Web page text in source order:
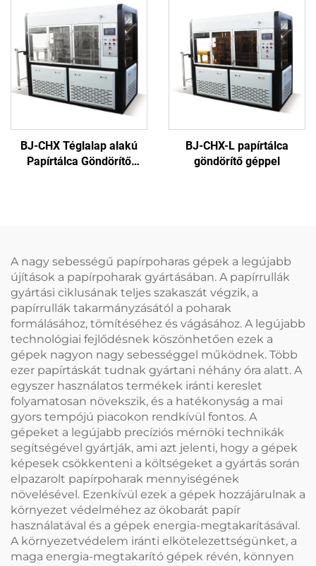
BJ-CHX Téglalap alakú
Papírtálca Göndörítő
BJ-CHX-L papírtálca
göndörítő géppel
A nagy sebességű papírpoharas gépek a legújabb
újítások a papírpoharak gyártásában. A papírrullák
gyártási ciklusának teljes szakaszát végzik, a
papírrullák takarmányzásától a poharak
formálásához, tömítéséhez és vágásához. A legújabb
technológiai fejlődésnek köszönhetően ezek a
gépek nagyon nagy sebességgel működnek. Több
ezer papírtáskát tudnak gyártani néhány óra alatt. A
egyszer használatos termékek iránti kereslet
folyamatosan növekszik, és a hatékonyság a mai
gyors tempójú piacokon rendkívül fontos. A
gépeket a legújabb precíziós mérnöki technikák
segítségével gyártják, ami azt jelenti, hogy a gépek
képesek csökkenteni a költségeket a gyártás során
elpazarolt papírpoharak mennyiségének
növelésével. Ezenkívül ezek a gépek hozzájárulnak a
környezet védelméhez az ökobarát papír
használatával és a gépek energia-megtakarításával.
A környezetvédelem iránti elkötelezettségünket, a
maga energia-megtakarító gépek révén, könnyen